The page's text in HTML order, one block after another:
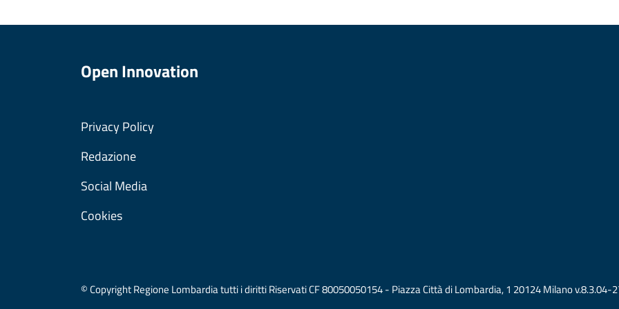
Open Innovation
Privacy Policy
Redazione
Social Media
Cookies
© Copyright Regione Lombardia tutti i diritti Riservati CF 80050050154 - Piazza Città di Lombardia, 1 20124 Milano